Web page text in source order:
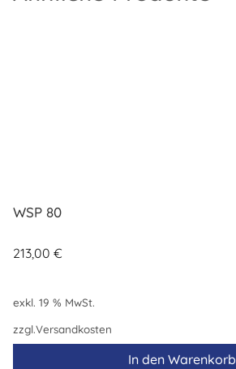
WSP 80
213,00 €
exkl. 19 % MwSt.
zzgl.Versandkosten
In den Warenkorb